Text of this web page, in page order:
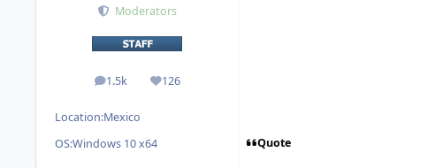
Moderators
1.5k
posts 126
Reputation
Location:Mexico
OS:Windows 10 x64 Quote